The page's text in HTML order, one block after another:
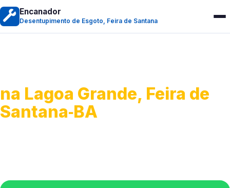
Encanador
Desentupimento de Esgoto, Feira de Santana
na Lagoa Grande, Feira de
Santana‑BA